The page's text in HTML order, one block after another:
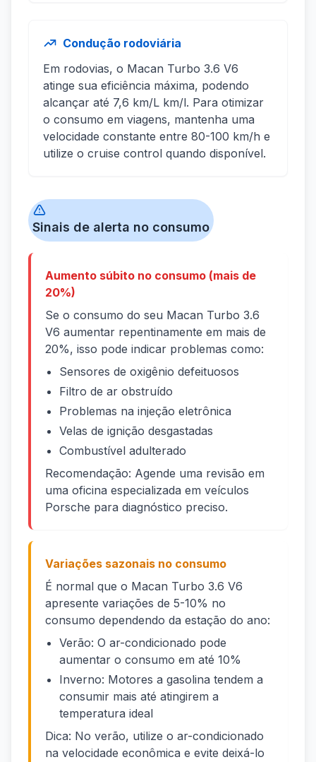
Condução rodoviária
Em rodovias, o Macan Turbo 3.6 V6
atinge sua eficiência máxima, podendo
alcançar até 7,6 km/L km/l. Para otimizar
o consumo em viagens, mantenha uma
velocidade constante entre 80-100 km/h e
utilize o cruise control quando disponível.
Sinais de alerta no consumo
Aumento súbito no consumo (mais de
20%)
Se o consumo do seu Macan Turbo 3.6
V6 aumentar repentinamente em mais de
20%, isso pode indicar problemas como:
Sensores de oxigênio defeituosos
Filtro de ar obstruído
Problemas na injeção eletrônica
Velas de ignição desgastadas
Combustível adulterado
Recomendação: Agende uma revisão em
uma oficina especializada em veículos
Porsche para diagnóstico preciso.
Variações sazonais no consumo
É normal que o Macan Turbo 3.6 V6
apresente variações de 5-10% no
consumo dependendo da estação do ano:
Verão: O ar-condicionado pode
aumentar o consumo em até 10%
Inverno: Motores a gasolina tendem a
consumir mais até atingirem a
temperatura ideal
Dica: No verão, utilize o ar-condicionado
na velocidade econômica e evite deixá-lo